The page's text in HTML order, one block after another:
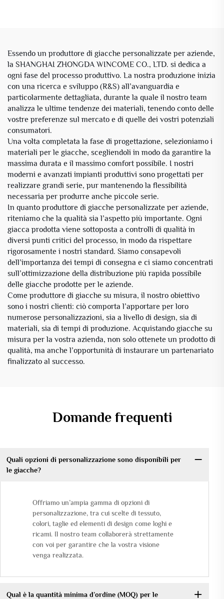
Essendo un produttore di giacche personalizzate per aziende,
la SHANGHAI ZHONGDA WINCOME CO., LTD. si dedica a
ogni fase del processo produttivo. La nostra produzione inizia
con una ricerca e sviluppo (R&S) all’avanguardia e
particolarmente dettagliata, durante la quale il nostro team
analizza le ultime tendenze dei materiali, tenendo conto delle
vostre preferenze sul mercato e di quelle dei vostri potenziali
consumatori.
Una volta completata la fase di progettazione, selezioniamo i
materiali per le giacche, scegliendoli in modo da garantire la
massima durata e il massimo comfort possibile. I nostri
moderni e avanzati impianti produttivi sono progettati per
realizzare grandi serie, pur mantenendo la flessibilità
necessaria per produrre anche piccole serie.
In quanto produttore di giacche personalizzate per aziende,
riteniamo che la qualità sia l’aspetto più importante. Ogni
giacca prodotta viene sottoposta a controlli di qualità in
diversi punti critici del processo, in modo da rispettare
rigorosamente i nostri standard. Siamo consapevoli
dell’importanza dei tempi di consegna e ci siamo concentrati
sull’ottimizzazione della distribuzione più rapida possibile
delle giacche prodotte per le aziende.
Come produttore di giacche su misura, il nostro obiettivo
sono i nostri clienti: ciò comporta l’apportare per loro
numerose personalizzazioni, sia a livello di design, sia di
materiali, sia di tempi di produzione. Acquistando giacche su
misura per la vostra azienda, non solo ottenete un prodotto di
qualità, ma anche l’opportunità di instaurare un partenariato
finalizzato al successo.
Domande frequenti
Quali opzioni di personalizzazione sono disponibili per
le giacche?
Offriamo un’ampia gamma di opzioni di
personalizzazione, tra cui scelte di tessuto,
colori, taglie ed elementi di design come loghi e
ricami. Il nostro team collaborerà strettamente
con voi per garantire che la vostra visione
venga realizzata.
Qual è la quantità minima d’ordine (MOQ) per le